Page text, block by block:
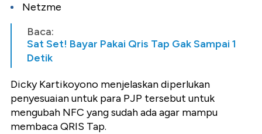
Netzme
Baca:
Sat Set! Bayar Pakai Qris Tap Gak Sampai 1
Detik
Dicky Kartikoyono menjelaskan diperlukan
penyesuaian untuk para PJP tersebut untuk
mengubah NFC yang sudah ada agar mampu
membaca QRIS Tap.